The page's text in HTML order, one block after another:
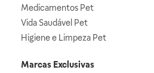
Medicamentos Pet
Vida Saudável Pet
Higiene e Limpeza Pet
Marcas Exclusivas